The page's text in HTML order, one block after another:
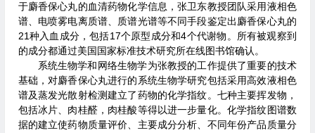
于麝香保心丸的血清药物化学信息，张卫东教授团队采用液相色
谱、电喷雾电离质谱、质谱光谱等不同手段鉴定出麝香保心丸的
21种入血成分，包括17个原型成分和4个代谢物。所有被观察到
的成分都通过美国国家标准技术研究所在线图书馆确认。
系统生物学和网络生物学为张教授的工作提供了重要的技术
基础，对麝香保心丸进行的系统生物学研究包括采用高效液相色
谱及蒸发光散射检测建立了药物的化学指纹。七种主要挥发物，
包括冰片、肉桂醛，肉桂酸等得以进一步量化。化学指纹图谱数
据的建立使药物质量评价、主要成分分析、不同年份产品质量分